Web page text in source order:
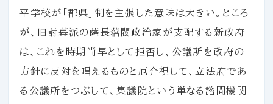
平学校が「郡県」制を主張した意味は大きい。ところ
が、旧討幕派の薩長藩閥政治家が支配する新政府
は、これを時期尚早として拒否し、公議所を政府の
方針に反対を唱えるものと厄介視して、立法府であ
る公議所をつぶして、集議院という単なる諮問機関